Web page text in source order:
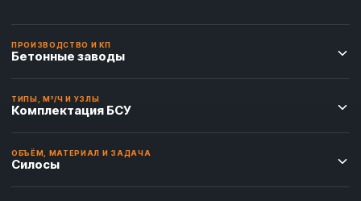
ПРОИЗВОДСТВО И КП
Бетонные заводы
ТИПЫ, М³/Ч И УЗЛЫ
Комплектация БСУ
ОБЪЁМ, МАТЕРИАЛ И ЗАДАЧА
Силосы